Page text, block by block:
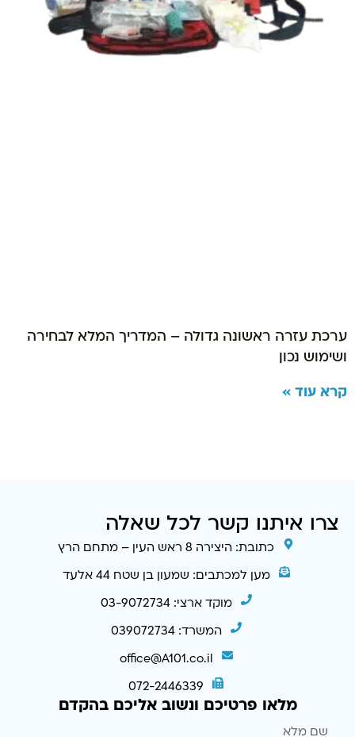
ערכת עזרה ראשונה גדולה – המדריך המלא לבחירה
ושימוש נכון
קרא עוד »
צרו איתנו קשר לכל שאלה
כתובת: היצירה 8 ראש העין – מתחם הרץ
מען למכתבים: שמעון בן שטח 44 אלעד
מוקד ארצי: 03-9072734
המשרד: 039072734
office@A101.co.il
072-2446339
מלאו פרטיכם ונשוב אליכם בהקדם